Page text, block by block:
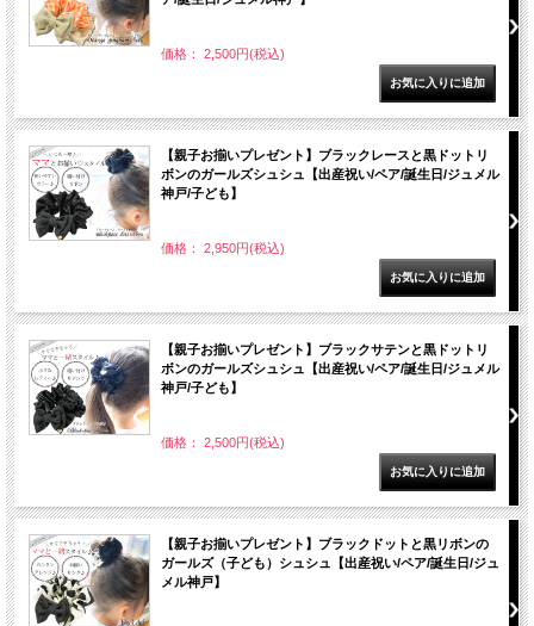
価格： 2,500円(税込)
【親子お揃いプレゼント】ブラックレースと黒ドットリ
ボンのガールズシュシュ【出産祝い/ペア/誕生日/ジュメル
神戸/子ども】
価格： 2,950円(税込)
【親子お揃いプレゼント】ブラックサテンと黒ドットリ
ボンのガールズシュシュ【出産祝い/ペア/誕生日/ジュメル
神戸/子ども】
価格： 2,500円(税込)
【親子お揃いプレゼント】ブラックドットと黒リボンの
ガールズ（子ども）シュシュ【出産祝い/ペア/誕生日/ジュ
メル神戸】